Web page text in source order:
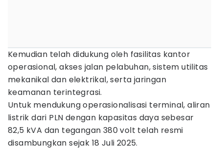
Kemudian telah didukung oleh fasilitas kantor
operasional, akses jalan pelabuhan, sistem utilitas
mekanikal dan elektrikal, serta jaringan
keamanan terintegrasi.
Untuk mendukung operasionalisasi terminal, aliran
listrik dari PLN dengan kapasitas daya sebesar
82,5 kVA dan tegangan 380 volt telah resmi
disambungkan sejak 18 Juli 2025.